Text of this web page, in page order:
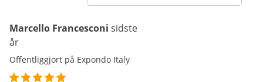
Marcello Francesconi sidste
år
Offentliggjort på Expondo Italy